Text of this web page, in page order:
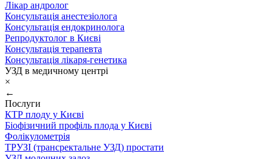
Лікар андролог
Консультація анестезіолога
Консультація ендокринолога
Репродуктолог в Києві
Консультація терапевта
Консультація лікаря-генетика
УЗД в медичному центрі
×
←
Послуги
КТР плоду у Києві
Біофізичний профіль плода у Києві
Фолікулометрія
ТРУЗІ (трансректальне УЗД) простати